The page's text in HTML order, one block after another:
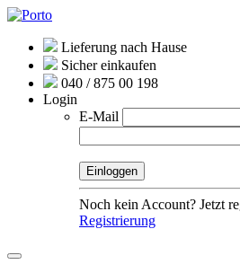
Lieferung nach Hause
Sicher einkaufen
040 / 875 00 198
Login
E-Mail
Noch kein Account? Jetzt
Registrierung